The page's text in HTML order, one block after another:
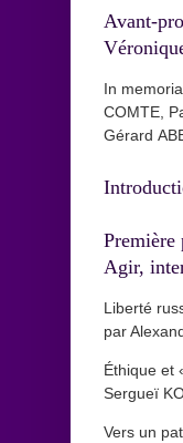
Avant-
In
COMTE,
Gérard
Première
Agir,
Liberté
par
Éthique et
Sergueï
Vers un